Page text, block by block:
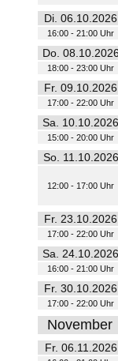
Di. 06.10.2026
16:00 - 21:00 Uhr
Do. 08.10.2026
18:00 - 23:00 Uhr
Fr. 09.10.2026
17:00 - 22:00 Uhr
Sa. 10.10.2026
15:00 - 20:00 Uhr
So. 11.10.2026
12:00 - 17:00 Uhr
Fr. 23.10.2026
17:00 - 22:00 Uhr
Sa. 24.10.2026
16:00 - 21:00 Uhr
Fr. 30.10.2026
17:00 - 22:00 Uhr
November
Fr. 06.11.2026